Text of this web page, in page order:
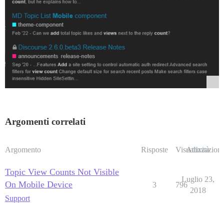
Argomenti correlati
Argomento Risposte Visualizzazioni
Attività
Topic View Counts Not Visible
On Mobile Device
Support
3 796
Luglio 23,
2018